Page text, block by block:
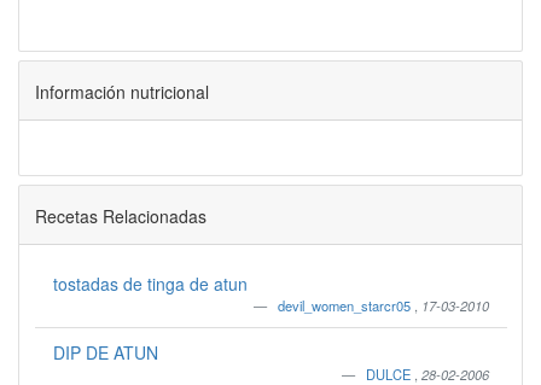
Información nutricional
Recetas Relacionadas
tostadas de tinga de atun
devil_women_starcr05 17-03-2010
DIP DE ATUN
DULCE 28-02-2006